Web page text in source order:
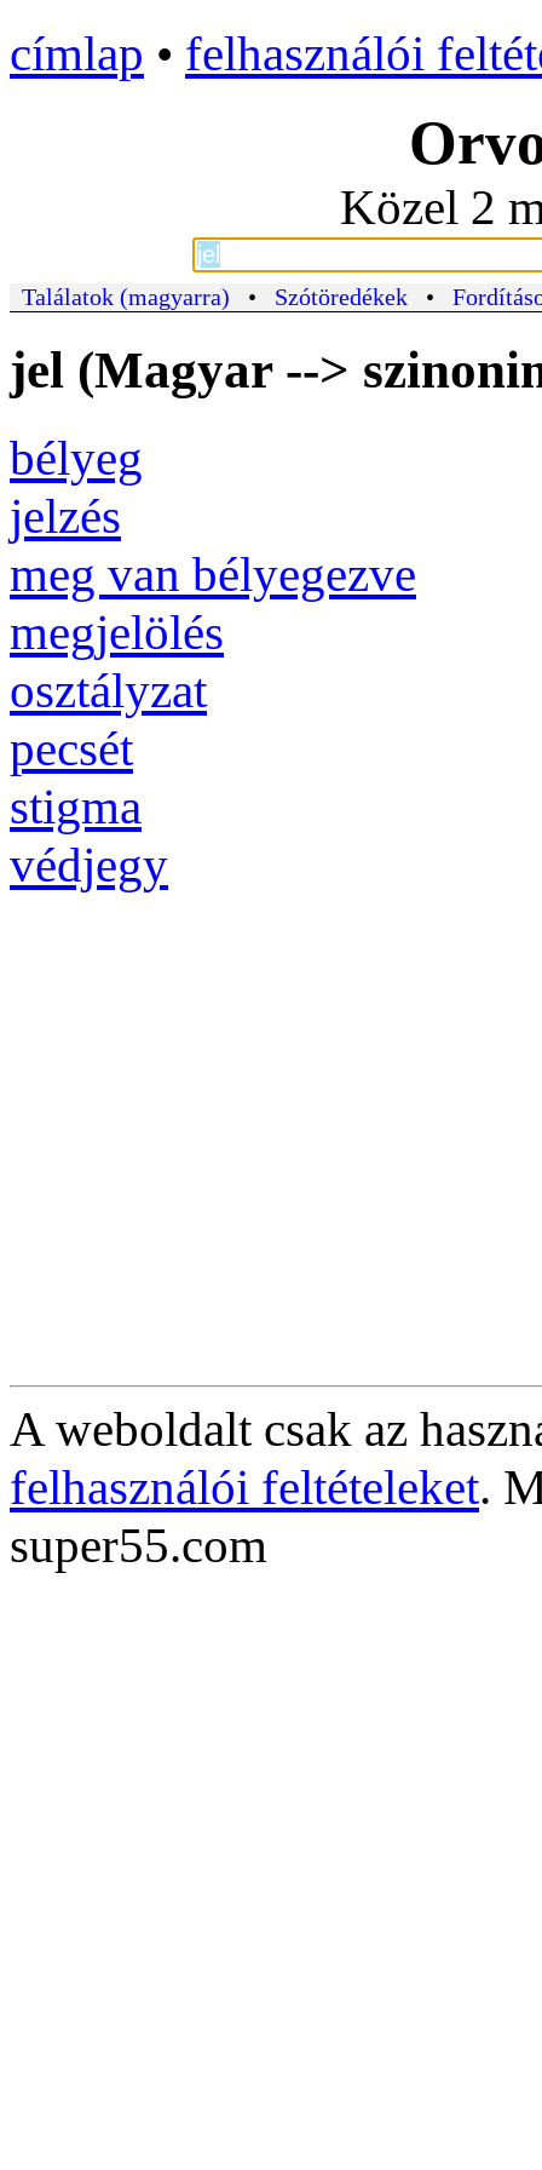
címlap • felhasználói
Közel 2
Találatok (magyarra) • Szótöredékek •
jel (Magyar -->
bélyeg
jelzés
meg van bélyegezve
megjelölés
osztályzat
pecsét
stigma
védjegy
A weboldalt csak az
felhasználói feltételeket.
super55.com